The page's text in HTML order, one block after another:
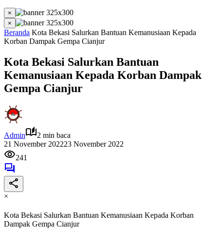
×
×
Beranda Kota Bekasi Salurkan Bantuan Kemanusiaan Kepada
Korban Dampak Gempa Cianjur
Kota Bekasi Salurkan Bantuan
Kemanusiaan Kepada Korban Dampak
Gempa Cianjur
Admin
2 min baca
21 November 202223 November 2022
241
×
Kota Bekasi Salurkan Bantuan Kemanusiaan Kepada Korban
Dampak Gempa Cianjur